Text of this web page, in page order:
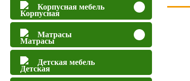
Корпусная мебель
Матрасы
Детская мебель